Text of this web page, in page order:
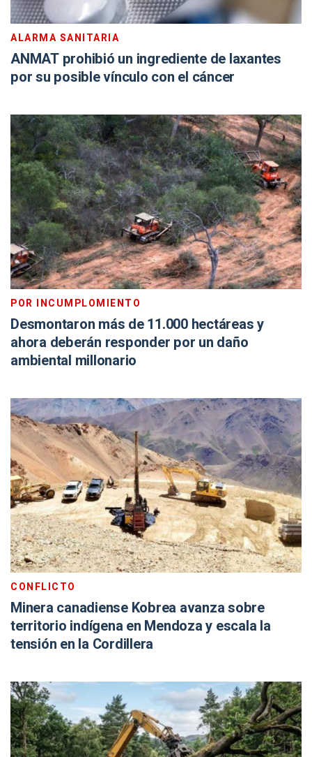
ALARMA SANITARIA
ANMAT prohibió un ingrediente de laxantes
por su posible vínculo con el cáncer
POR INCUMPLOMIENTO
Desmontaron más de 11.000 hectáreas y
ahora deberán responder por un daño
ambiental millonario
CONFLICTO
Minera canadiense Kobrea avanza sobre
territorio indígena en Mendoza y escala la
tensión en la Cordillera